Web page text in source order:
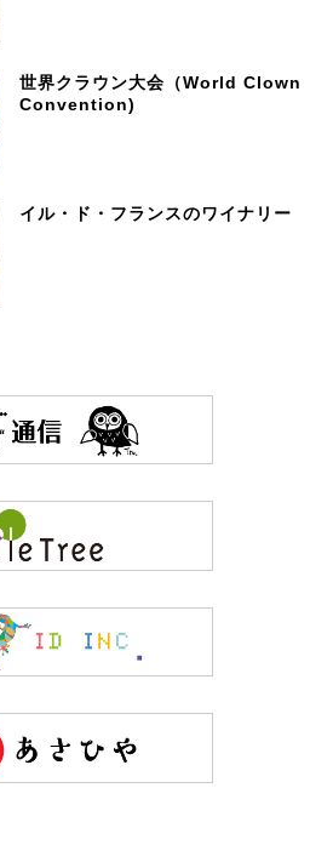
世界クラウン大会（World Clown
Convention)
イル・ド・フランスのワイナリー